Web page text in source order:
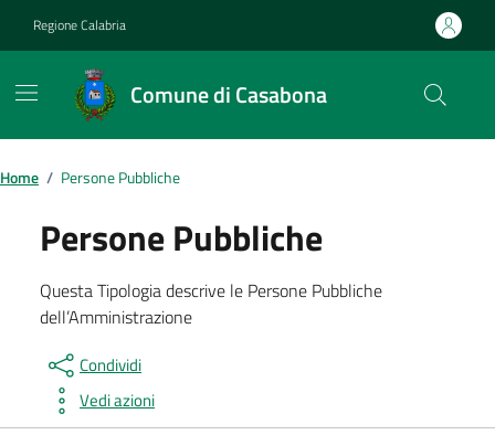
Regione Calabria
Comune di Casabona
Home / Persone Pubbliche
Persone Pubbliche
Questa Tipologia descrive le Persone Pubbliche
dell’Amministrazione
Condividi
Vedi azioni